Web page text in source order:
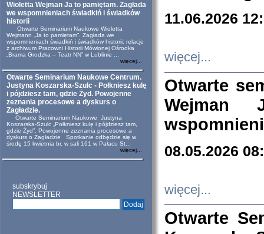
Wioletta Wejman Ja to pamiętam. Zagłada
we wspomnieniach świadkiń i świadków
historii
Otwarte Seminarium Naukowe Wioletta
Wejmann „Ja to pamiętam”. Zagłada we
wspomnieniach świadkiń i świadków historii: relacje
z archiwum Pracowni Historii Mówionej Ośrodka
„Brama Grodzka – Teatr NN” w Lublinie ...
więcej...
Otwarte Seminarium Naukowe Centrum.
Justyna Koszarska-Szulc - Połkniesz kulę
i pójdziesz tam, gdzie Żyd. Powojenne
zeznania procesowe a dyskurs o
Zagładzie.
Otwarte Seminarium Naukowe Justyna
Koszarska-Szulc „Połkniesz kulę i pójdziesz tam,
gdzie Żyd”. Powojenne zeznania procesowe a
dyskurs o Zagładzie Spotkanie odbędzie się w
środę 15 kwietnia br. w sali 161 w Pałacu St...
więcej...
subskrybuj
NEWSLETTER
11.06.2026
więcej...
Otwarte
Wejman
08.05.2026
więcej...
Otwarte